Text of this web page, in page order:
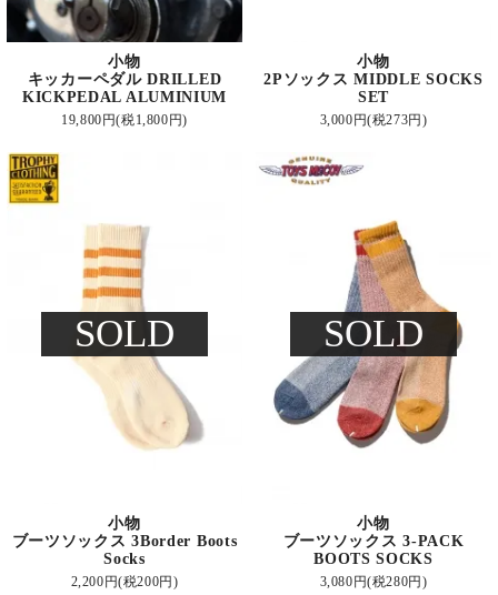
小物
キッカーペダル DRILLED
KICKPEDAL ALUMINIUM
19,800円(税1,800円)
小物
2Pソックス MIDDLE SOCKS
SET
3,000円(税273円)
SOLD
小物
ブーツソックス 3Border Boots
Socks
2,200円(税200円)
SOLD
小物
ブーツソックス 3-PACK
BOOTS SOCKS
3,080円(税280円)